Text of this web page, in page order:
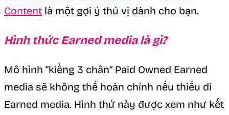
Content là một gợi ý thú vị dành cho bạn.
Hình thức Earned media là gì?
Mô hình “kiềng 3 chân” Paid Owned Earned
media sẽ không thể hoàn chỉnh nếu thiếu đi
Earned media. Hình thứ này được xem như kết